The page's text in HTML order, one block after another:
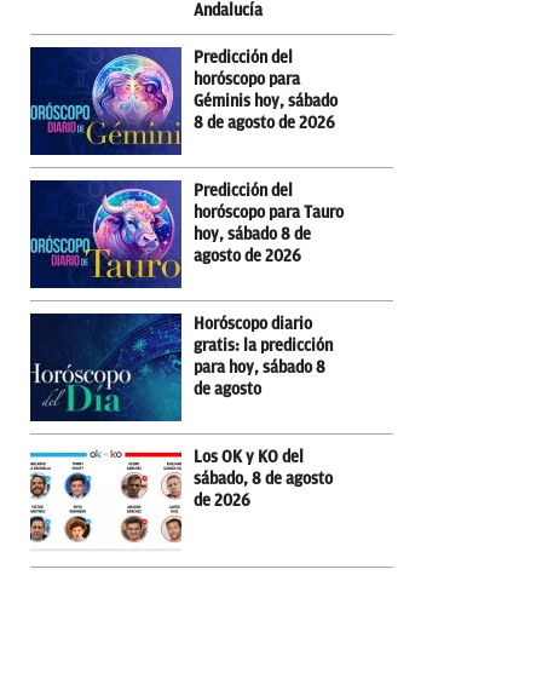
Andalucía
Predicción del
horóscopo para
Géminis hoy, sábado
8 de agosto de 2026
Predicción del
horóscopo para Tauro
hoy, sábado 8 de
agosto de 2026
Horóscopo diario
gratis: la predicción
para hoy, sábado 8
de agosto
Los OK y KO del
sábado, 8 de agosto
de 2026